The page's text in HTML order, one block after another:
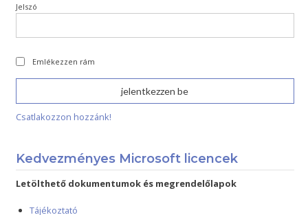
Jelszó
Emlékezzen rám
Csatlakozzon hozzánk!
Kedvezményes Microsoft licencek
Letölthető dokumentumok és megrendelőlapok
Tájékoztató